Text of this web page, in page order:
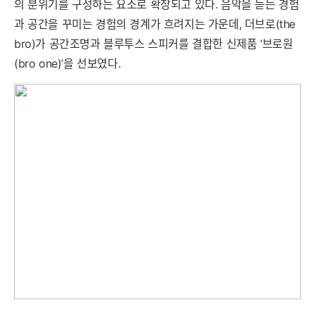
의 분위기를 구성하는 요소로 확장되고 있다. 음악을 듣는 경험
과 공간을 꾸미는 경험의 경계가 흐려지는 가운데, 더브로(the
bro)가 공간조명과 블루투스 스피커를 결합한 신제품 ‘브로원
(bro one)’을 선보였다.